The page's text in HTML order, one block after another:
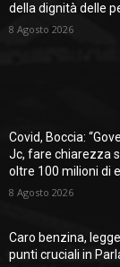
della dignità delle
8 Agosto 2026
Covid, Boccia:
Jc, fare chiarezza
oltre 100 milioni di
8 Agosto 2026
Caro benzina,
punti cruciali in